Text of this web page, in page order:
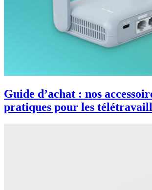
Guide d’achat : nos
pratiques pour les